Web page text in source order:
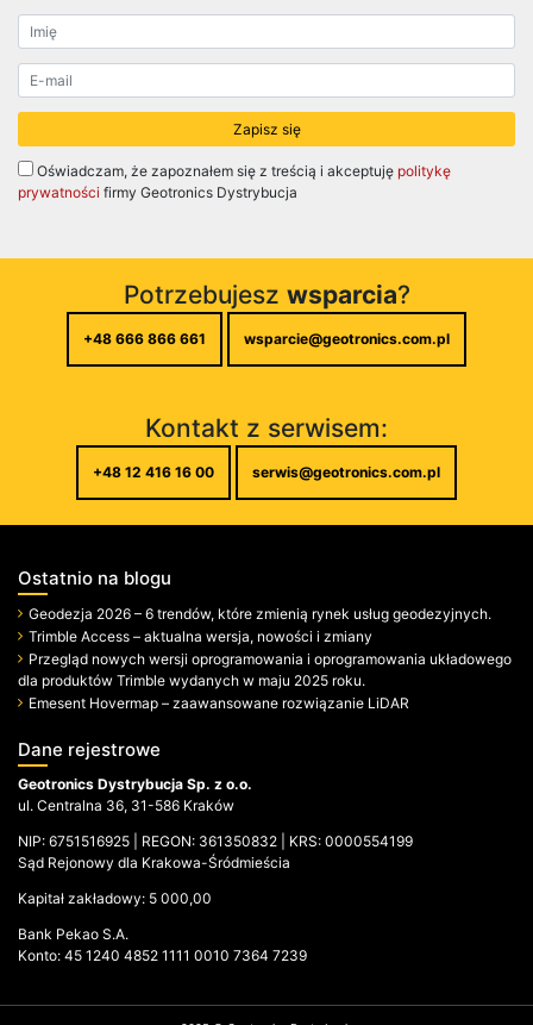
Oświadczam, że zapoznałem się z treścią i akceptuję politykę
prywatności firmy Geotronics Dystrybucja
Potrzebujesz wsparcia?
+48 666 866 661 wsparcie@geotronics.com.pl
Kontakt z serwisem:
+48 12 416 16 00 serwis@geotronics.com.pl
Ostatnio na blogu
Geodezja 2026 – 6 trendów, które zmienią rynek usług geodezyjnych.
Trimble Access – aktualna wersja, nowości i zmiany
Przegląd nowych wersji oprogramowania i oprogramowania układowego
dla produktów Trimble wydanych w maju 2025 roku.
Emesent Hovermap – zaawansowane rozwiązanie LiDAR
Dane rejestrowe
Geotronics Dystrybucja Sp. z o.o.
ul. Centralna 36, 31-586 Kraków
NIP: 6751516925 | REGON: 361350832 | KRS: 0000554199
Sąd Rejonowy dla Krakowa-Śródmieścia
Kapitał zakładowy: 5 000,00
Bank Pekao S.A.
Konto: 45 1240 4852 1111 0010 7364 7239